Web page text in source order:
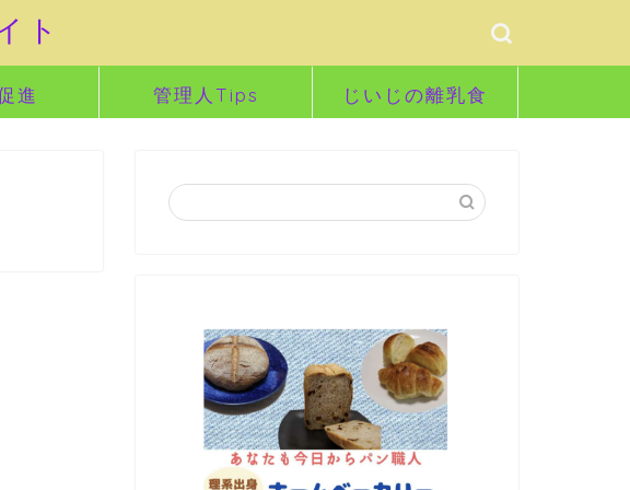
ト
進 管理人Tips じいじの離乳食